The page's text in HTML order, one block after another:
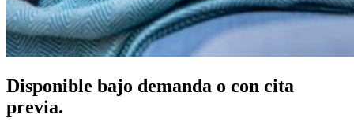
Disponible bajo demanda o con cita
previa.